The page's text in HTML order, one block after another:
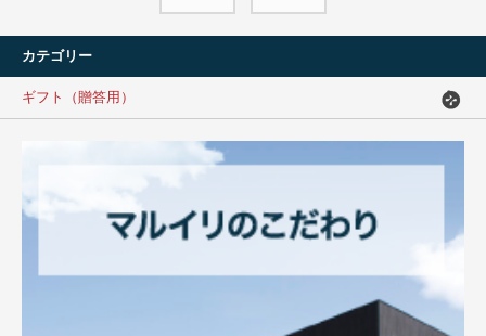
カテゴリー
ギフト（贈答用）